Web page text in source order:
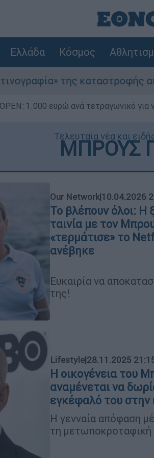
Ελλάδα Κόσμος
καταστροφής από τις
1.000 ευρώ ανά τετραγωνικό για
Τελευταία νέα και
ΜΠΡΟΥΣ
Our Network|10.04.2026
Το βλέπουν όλοι: Η
ταινία με τον
«τερμάτισε» το
ανέβηκε
Ευκαιρία να
της!
Lifestyle|28.11.2025
Η οικογένεια του
αναμένεται να
εγκέφαλό του στην
Η γενναία απόφαση
τη μετωποκροταφική